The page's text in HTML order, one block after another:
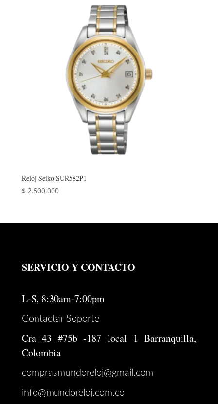
Reloj Seiko SUR582P1
$ 2.500.000
SERVICIO Y CONTACTO
L-S, 8:30am-7:00pm
Contactar Soporte
Cra 43 #75b -187 local 1 Barranquilla,
Colombia
comprasmundoreloj@gmail.com
info@mundoreloj.com.co